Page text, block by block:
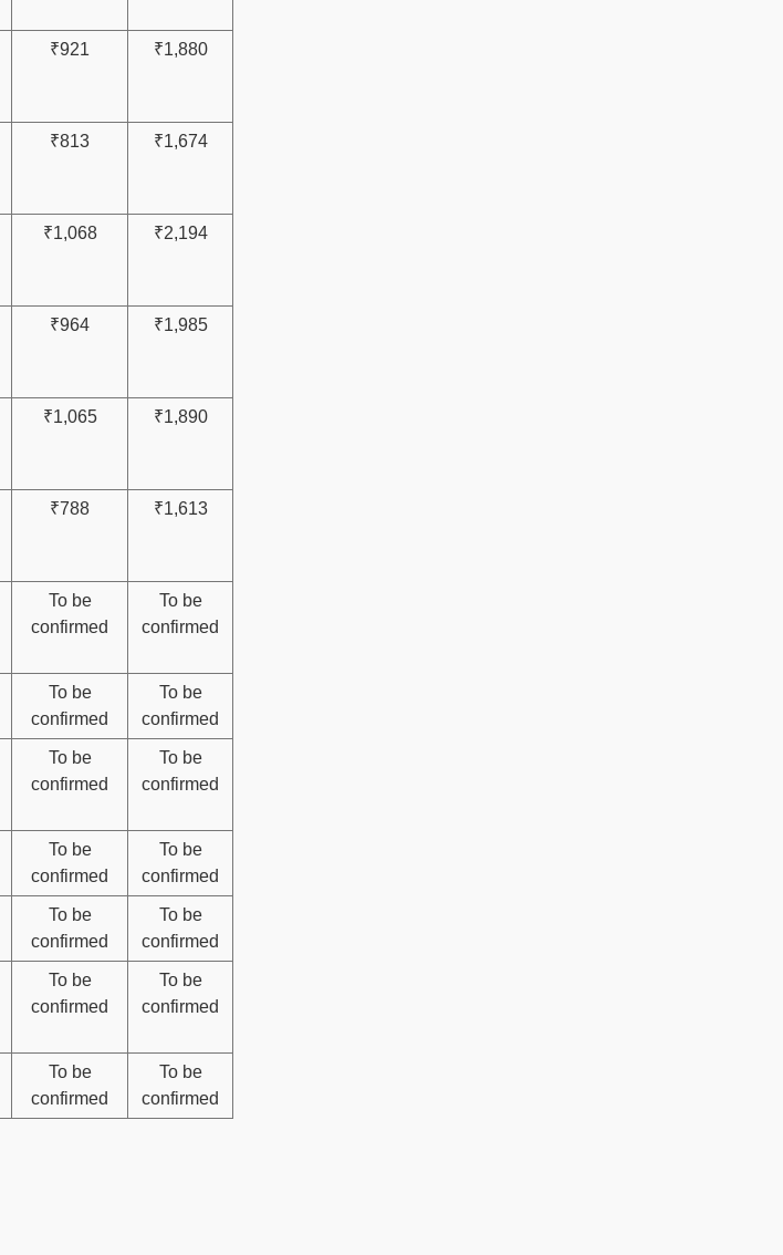
₹921 ₹1,880
₹813 ₹1,674
₹1,068 ₹2,194
₹964 ₹1,985
₹1,065 ₹1,890
₹788 ₹1,613
To be
confirmed
To be
confirmed
To be
confirmed
To be
confirmed
To be
confirmed
To be
confirmed
To be
confirmed
To be
confirmed
To be
confirmed
To be
confirmed
To be
confirmed
To be
confirmed
To be
confirmed
To be
confirmed